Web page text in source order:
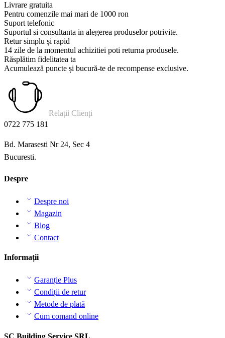
Livrare gratuita
Pentru comenzile mai mari de 1000 ron
Suport telefonic
Suportul si consultanta in alegerea produselor potrivite.
Retur simplu și rapid
14 zile de la momentul achizitiei poti returna produsele.
Răsplătim fidelitatea ta
Acumulează puncte și bucură-te de recompense exclusive.
Relații Clienți
0722 775 181
Bd. Marasesti Nr 24, Sec 4
Bucuresti.
Despre
Despre noi
Magazin
Blog
Contact
Informații
Garanție Plus
Condiții de retur
Metode de plată
Cum comand online
SC Building Service SRL